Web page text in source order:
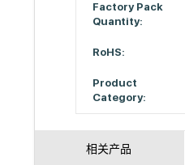
Factory Pack
Quantity:
RoHS:
Product
Category:
相关产品